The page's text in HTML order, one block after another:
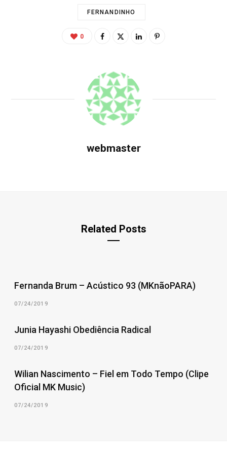
FERNANDINHO
0
webmaster
Related Posts
Fernanda Brum – Acústico 93 (MKnãoPARA)
07/24/2019
Junia Hayashi Obediência Radical
07/24/2019
Wilian Nascimento – Fiel em Todo Tempo (Clipe
Oficial MK Music)
07/24/2019